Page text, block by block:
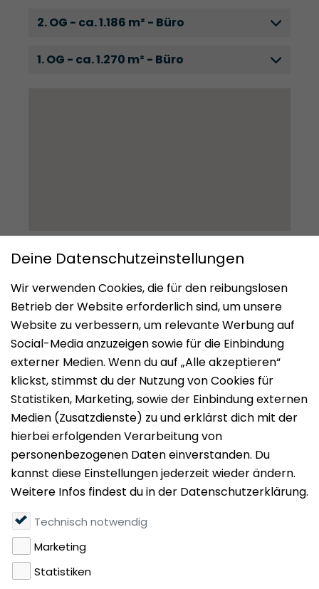
2. OG - ca. 1.186 m² - Büro
1. OG - ca. 1.270 m² - Büro
Impressum
Datenschutz
Nutzungsbedingungen
Mieten
Vermieten
Über uns
Presse
Geldwäschegesetz